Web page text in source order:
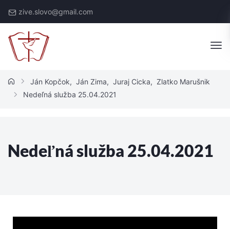
zive.slovo@gmail.com
Ján Kopčok, Ján Zima, Juraj Cicka, Zlatko Marušnik
Nedeľná služba 25.04.2021
Nedeľná služba 25.04.2021